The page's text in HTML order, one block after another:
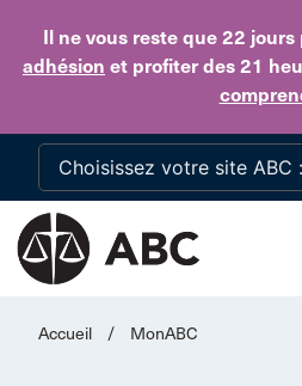
Il ne vous reste que 22 jours
adhésion et profiter des 21
Accueil / MonABC